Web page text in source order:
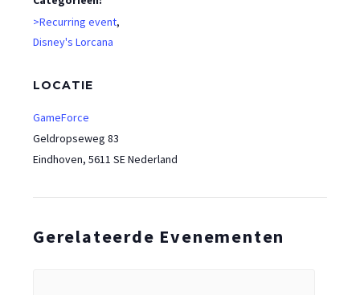
>Recurring event,
Disney's Lorcana
LOCATIE
GameForce
Geldropseweg 83
Eindhoven, 5611 SENederland
Gerelateerde Evenementen